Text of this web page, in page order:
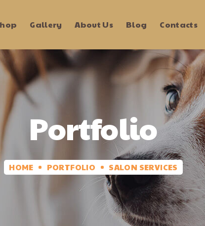
Gallery About Us Blog Contacts
Portfolio
HOME PORTFOLIO SALON SERVICES